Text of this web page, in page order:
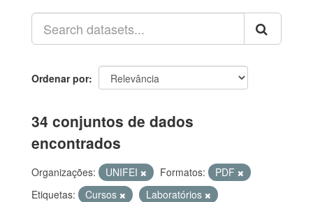
Ordenar por
34 conjuntos de dados
encontrados
Organizações: UNIFEI Formatos:
PDF
Etiquetas:
Cursos
Laboratórios